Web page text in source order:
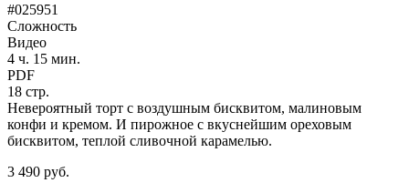
#025951
Сложность
Видео
4 ч. 15 мин.
PDF
18 стр.
Невероятный торт с воздушным бисквитом, малиновым
конфи и кремом. И пирожное с вкуснейшим ореховым
бисквитом, теплой сливочной карамелью.
3 490 руб.